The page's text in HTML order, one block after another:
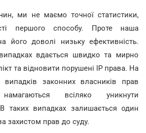
ми не маємо точної статистики,
першого способу. Проте наша
його доволі низьку ефективність.
вдається швидко та мирно
та відновити порушені IP права. На
випадків законних власників прав
всіляко уникнути
В таких випадках залишається один
захистом прав до суду.